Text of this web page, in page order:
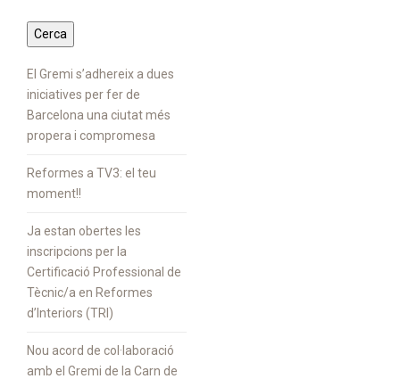
El Gremi s’adhereix a dues
iniciatives per fer de
Barcelona una ciutat més
propera i compromesa
Reformes a TV3: el teu
moment!!
Ja estan obertes les
inscripcions per la
Certificació Professional de
Tècnic/a en Reformes
d’Interiors (TRI)
Nou acord de col·laboració
amb el Gremi de la Carn de